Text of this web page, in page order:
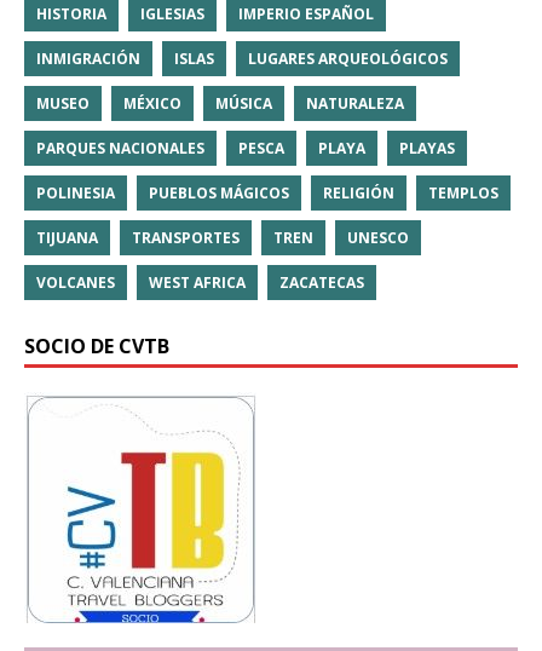
HISTORIA IGLESIAS IMPERIO ESPAÑOL
INMIGRACIÓN ISLAS LUGARES ARQUEOLÓGICOS
MUSEO MÉXICO MÚSICA NATURALEZA
PARQUES NACIONALES PESCA PLAYA PLAYAS
POLINESIA PUEBLOS MÁGICOS RELIGIÓN TEMPLOS
TIJUANA TRANSPORTES TREN UNESCO
VOLCANES WEST AFRICA ZACATECAS
SOCIO DE CVTB